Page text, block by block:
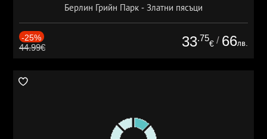
Берлин Грийн Парк - Златни пясъци
-25%
44.99€ 33.75
€ / 66лв.